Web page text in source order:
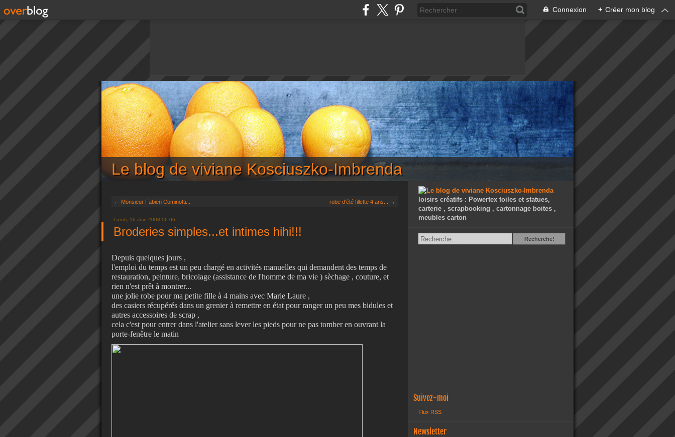
Connexion + Créer mon blog
Le blog de viviane Kosciuszko-Imbrenda
← Monsieur Fabien Cominotti... robe d'été fillette 4 ans... →
Lundi, 16 Juin 2008 06:06
Broderies simples...et intimes hihi!!!
Depuis quelques jours ,
l'emploi du temps est un peu chargé en activités manuelles qui demandent des temps de
restauration, peinture, bricolage (assistance de l'homme de ma vie ) sèchage , couture, et
rien n'est prêt à montrer...
une jolie robe pour ma petite fille à 4 mains avec Marie Laure ,
des casiers récupérés dans un grenier à remettre en état pour ranger un peu mes bidules et
autres accessoires de scrap ,
cela c'est pour entrer dans l'atelier sans lever les pieds pour ne pas tomber en ouvrant la
porte-fenêtre le matin
loisirs créatifs : Powertex toiles et statues,
carterie , scrapbooking , cartonnage boites ,
meubles carton
RechercheRecherche!
Suivez-moi
Flux RSS
Newsletter